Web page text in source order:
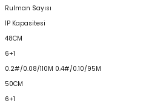
Rulman Sayısı
İP Kapasitesi
48CM
6+1
0.2#/0.08/110M 0.4#/0.10/95M
50CM
6+1